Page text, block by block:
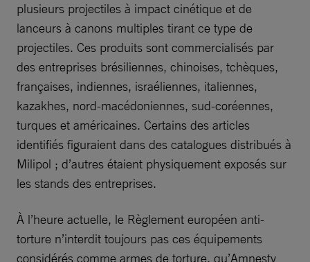
plusieurs projectiles à impact cinétique et de
lanceurs à canons multiples tirant ce type de
projectiles. Ces produits sont commercialisés par
des entreprises brésiliennes, chinoises, tchèques,
françaises, indiennes, israéliennes, italiennes,
kazakhes, nord-macédoniennes, sud-coréennes,
turques et américaines. Certains des articles
identifiés figuraient dans des catalogues distribués à
Milipol ; d’autres étaient physiquement exposés sur
les stands des entreprises.
À l’heure actuelle, le Règlement européen anti-
torture n’interdit toujours pas ces équipements
considérés comme armes de torture, qu’Amnesty